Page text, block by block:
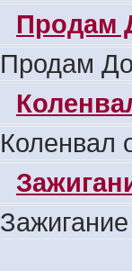
Продам
Продам
Коленвал